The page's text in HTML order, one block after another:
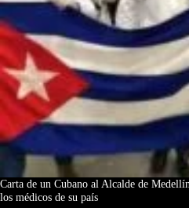
Carta de un Cubano al Alcalde de
los médicos de su país